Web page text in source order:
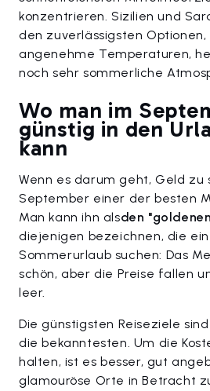
konzentrieren. Sizilien und
den zuverlässigsten
angenehme Temperaturen,
noch sehr sommerliche
Wo man im
günstig in den
kann
Wenn es darum geht, Geld zu
September einer der besten
Man kann ihn alsden
diejenigen bezeichnen, die
Sommerurlaub suchen: Das
schön, aber die Preise fallen
leer.
Die günstigsten Reiseziele
die bekanntesten. Um die
halten, ist es besser, gut
glamouröse Orte in Betracht